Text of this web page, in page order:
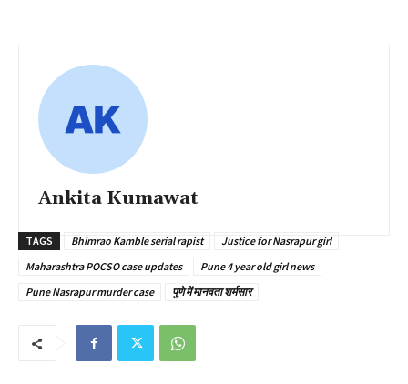
Ankita Kumawat
TAGS Bhimrao Kamble serial rapist
Justice for Nasrapur girl
Maharashtra POCSO case updates
Pune 4 year old girl news
Pune Nasrapur murder case
पुणे में मानवता शर्मसार